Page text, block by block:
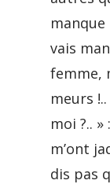
vais
femme,
meurs
moi ?..
m’ont
dis pas